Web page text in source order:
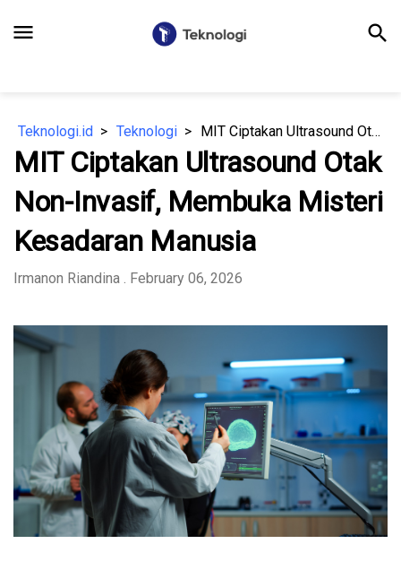
menu search
Teknologi.id Teknologi MIT Ciptakan Ultrasound Otak Non-Invasif, Membuka Misteri Kesadaran Manusia
MIT Ciptakan Ultrasound Otak
Non-Invasif, Membuka Misteri
Kesadaran Manusia
Irmanon Riandina . February 06, 2026